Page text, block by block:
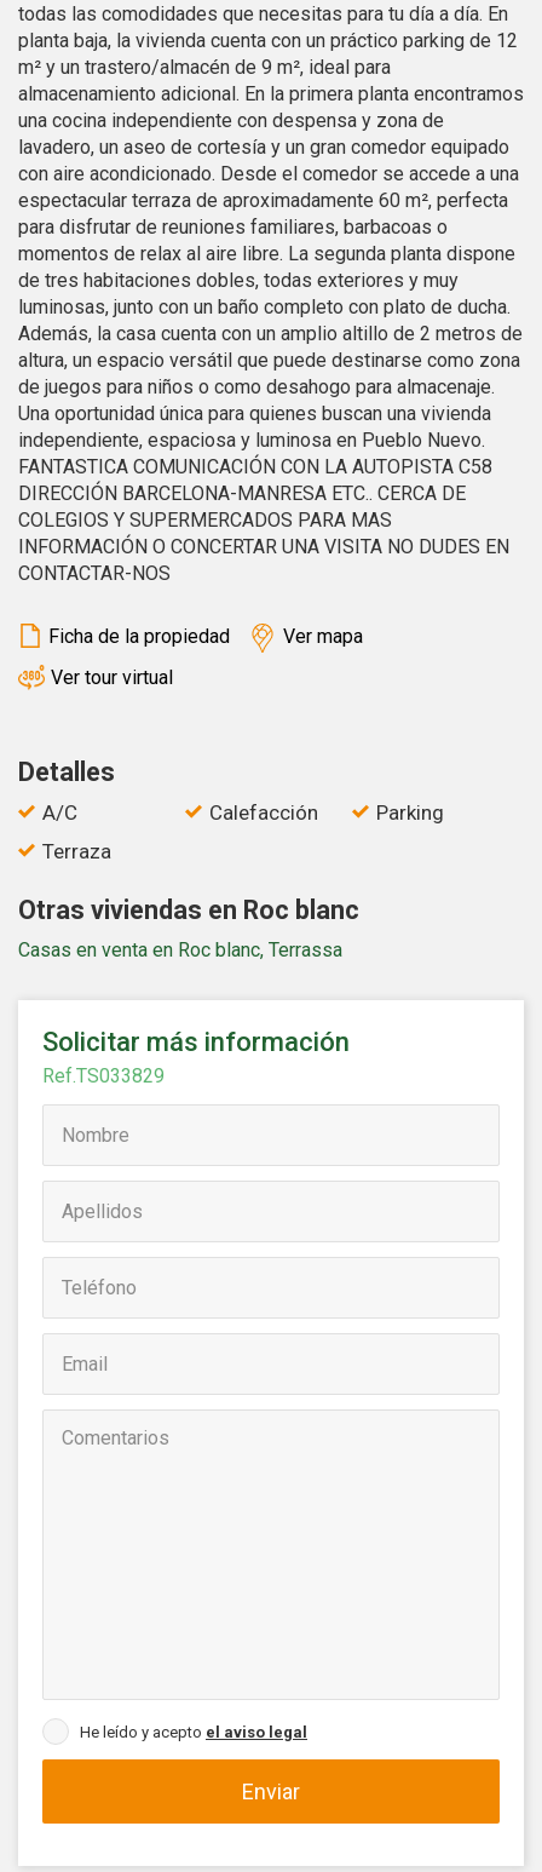
todas las comodidades que necesitas para tu día a día. En
planta baja, la vivienda cuenta con un práctico parking de 12
m² y un trastero/almacén de 9 m², ideal para
almacenamiento adicional. En la primera planta encontramos
una cocina independiente con despensa y zona de
lavadero, un aseo de cortesía y un gran comedor equipado
con aire acondicionado. Desde el comedor se accede a una
espectacular terraza de aproximadamente 60 m², perfecta
para disfrutar de reuniones familiares, barbacoas o
momentos de relax al aire libre. La segunda planta dispone
de tres habitaciones dobles, todas exteriores y muy
luminosas, junto con un baño completo con plato de ducha.
Además, la casa cuenta con un amplio altillo de 2 metros de
altura, un espacio versátil que puede destinarse como zona
de juegos para niños o como desahogo para almacenaje.
Una oportunidad única para quienes buscan una vivienda
independiente, espaciosa y luminosa en Pueblo Nuevo.
FANTASTICA COMUNICACIÓN CON LA AUTOPISTA C58
DIRECCIÓN BARCELONA-MANRESA ETC.. CERCA DE
COLEGIOS Y SUPERMERCADOS PARA MAS
INFORMACIÓN O CONCERTAR UNA VISITA NO DUDES EN
CONTACTAR-NOS
Ficha de la propiedad
Ver mapa
Ver tour virtual
Detalles
A/C Calefacción
Parking
Terraza
Otras viviendas en Roc blanc
Casas en venta en Roc blanc, Terrassa
Solicitar más información
Ref.TS033829
He leído y acepto el aviso legal
Enviar
Permiten realizar el seguimiento y análisis del
comportamiento de los usuarios de este sitio web. La
información recogida mediante este tipo de cookies se
utiliza en la medición de la actividad de la web para la
elaboración de perfiles de navegación de los usuarios con
el fin de introducir mejoras en función del análisis de los
datos de uso que hacen los usuarios del servicio. Permiten
guardar la información de preferencia del usuario para
mejorar la calidad de nuestros servicios y para ofrecer una
mejor experiencia a través de productos recomendados.
Marketing y publicidad
Estas cookies son utilizadas para almacenar información
sobre las preferencias y elecciones personales del usuario
a través de la observación continuada de sus hábitos de
navegación. Gracias a ellas, podemos conocer los hábitos
de navegación en el sitio web y mostrar publicidad
relacionada con el perfil de navegación del usuario.